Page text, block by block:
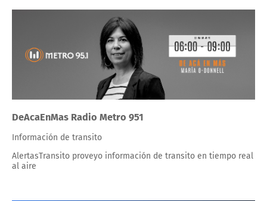
DeAcaEnMas Radio Metro 951
Información de transito
AlertasTransito proveyo información de transito en tiempo real
al aire